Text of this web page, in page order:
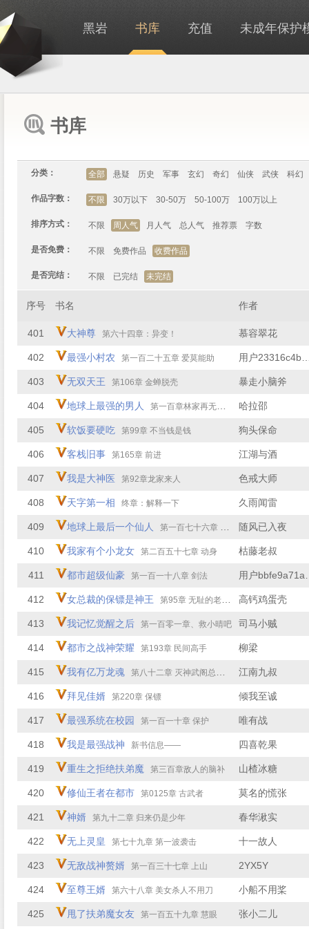
黑岩 书库 充值 未成年保护
书库
分类： 全部 悬疑 历史 军事 玄幻 奇幻 仙侠 武侠 科幻
作品字数： 不限 30万以下 30-50万 50-100万 100万以上
排序方式： 不限 周人气 月人气 总人气 推荐票 字数
是否免费： 不限 免费作品 收费作品
是否完结： 不限 已完结 未完结
序号 书名 作者
401 大神尊 第六十四章：异变！ 慕容翠花
402 最强小村农 第一百二十五章 爱莫能助
403 无双天王 第106章 金蝉脱壳 暴走小脑斧
404 地球上最强的男人 第一百章林家再无出头之日 哈拉邵
405 软饭要硬吃 第99章 不当钱是钱 狗头保命
406 客栈旧事 第165章 前进 江湖与酒
407 我是大神医 第92章龙家来人 色戒大师
408 天字第一相 终章：解释一下 久雨闻雷
409 地球上最后一个仙人 第一百七十六章 打扰了 随风已入夜
410 我家有个小龙女 第二百五十七章 动身 枯藤老叔
411 都市超级仙豪 第一百一十八章 剑法
412 女总裁的保镖是神王 第95章 无耻的老头子 高钙鸡蛋壳
413 我记忆觉醒之后 第一百零一章、救小晴吧 司马小贼
414 都市之战神荣耀 第193章 民间高手 柳梁
415 我有亿万龙魂 第八十二章 灭神武阁总部（二） 江南九叔
416 拜见佳婿 第220章 保镖 倾我至诚
417 最强系统在校园 第一百一十章 保护 唯有战
418 我是最强战神 新书信息—— 四喜乾果
419 重生之拒绝扶弟魔 第三百章敌人的脑补 山楂冰糖
420 修仙王者在都市 第0125章 古武者 莫名的慌张
421 神婿 第九十二章 归来仍是少年 春华湫实
422 无上灵皇 第七十九章 第一波袭击 十一故人
423 无敌战神赘婿 第一百三十七章 上山 2YX5Y
424 至尊王婿 第六十八章 美女杀人不用刀 小船不用桨
425 甩了扶弟魔女友 第一百五十九章 慧眼 张小二儿